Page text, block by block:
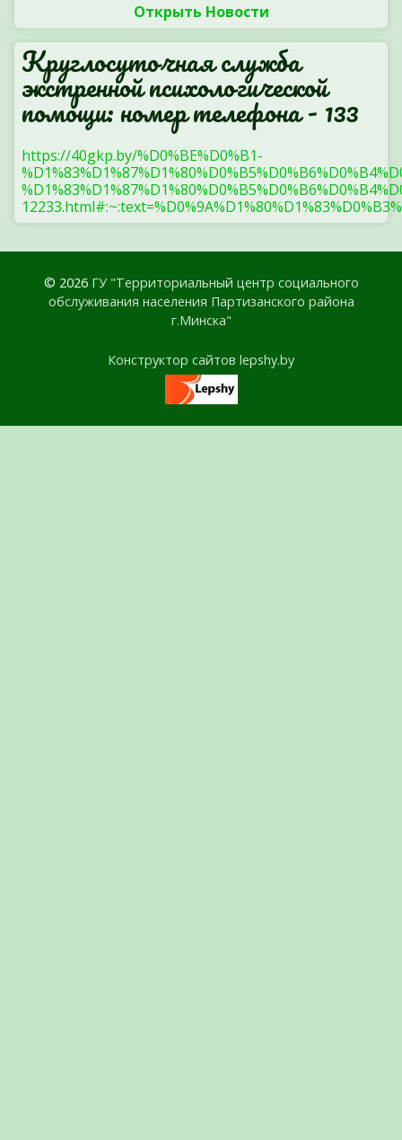
Открыть Новости
Круглосуточная служба
экстренной психологической
помощи: номер телефона - 133
https://40gkp.by/%D0%BE%D0%B1-
© 2026 ГУ "Территориальный центр социального
обслуживания населения Партизанского района
г.Минска"
Конструктор сайтов lepshy.by